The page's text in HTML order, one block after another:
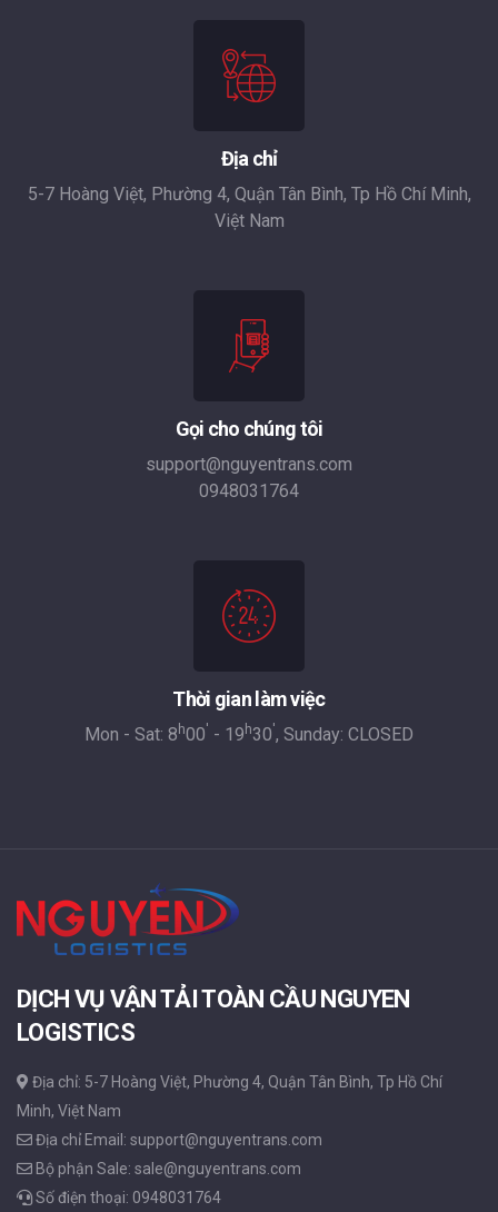
Địa chỉ
5-7 Hoàng Việt, Phường 4, Quận Tân Bình, Tp Hồ Chí Minh,
Việt Nam
Gọi cho chúng tôi
support@nguyentrans.com
0948031764
Thời gian làm việc
Mon - Sat: 8 h00' - 19 h30', Sunday: CLOSED
DỊCH VỤ VẬN TẢI TOÀN CẦU NGUYEN
LOGISTICS
Địa chỉ: 5-7 Hoàng Việt, Phường 4, Quận Tân Bình, Tp Hồ Chí
Minh, Việt Nam
Địa chỉ Email: support@nguyentrans.com
Bộ phận Sale: sale@nguyentrans.com
Số điện thoại: 0948031764